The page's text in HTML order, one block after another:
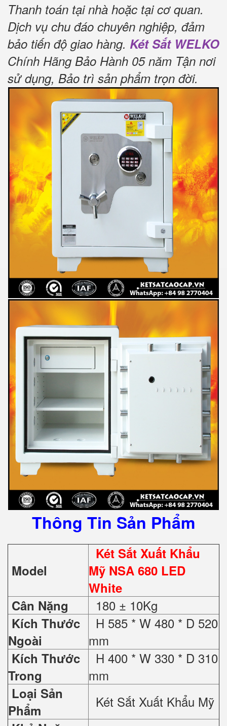
Thanh toán tại nhà hoặc tại cơ quan.
Dịch vụ chu đáo chuyên nghiệp, đảm
bảo tiến độ giao hàng. Két Sắt WELKO
Chính Hãng Bảo Hành 05 năm Tận nơi
sử dụng, Bảo trì sản phẩm trọn đời.
Thông Tin Sản Phẩm
Model
Két Sắt Xuất Khẩu
Mỹ NSA 680 LED
White
Cân Nặng
180 ± 10Kg
Kích Thước
Ngoài
H 585 * W 480 * D 520
mm
Kích Thước
Trong
H 400 * W 330 * D 310
mm
Loại Sản
Phẩm
Két Sắt Xuất Khẩu Mỹ